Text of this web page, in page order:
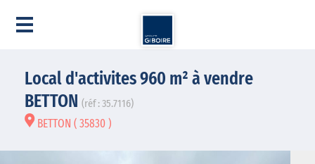
Local d'activites 960 m² à vendre
BETTON (réf : 35.7116)
BETTON ( 35830 )